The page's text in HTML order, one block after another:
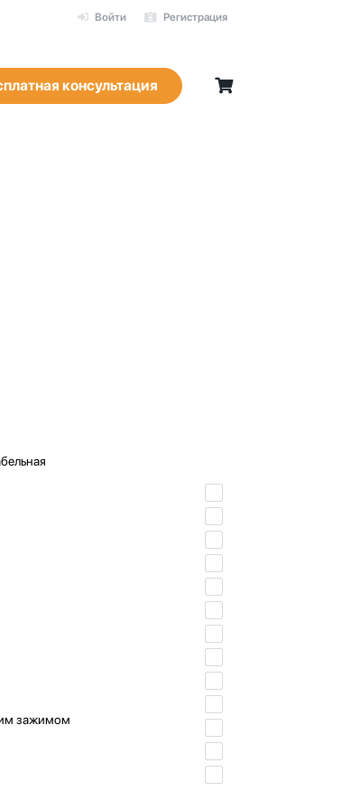
Войти Регистрация
консультация
зажимом